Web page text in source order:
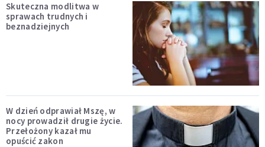
Skuteczna modlitwa w
sprawach trudnych i
beznadziejnych
W dzień odprawiał Mszę, w
nocy prowadził drugie życie.
Przełożony kazał mu
opuścić zakon